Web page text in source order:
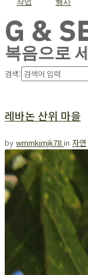
작업 행사
G &
복음으로
검색:
레바논 산위 마을
by wmmkimjk78 in 자연